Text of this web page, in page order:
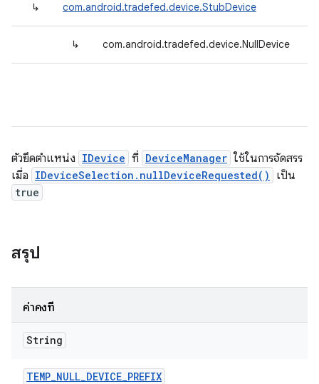
↳ com.android.tradefed.device.StubDevice
↳ com.android.tradefed.device.NullDevice
ตัวยึดตําแหน่ง IDevice ที่ DeviceManager ใช้ในการจัดสรร
เมื่อ IDeviceSelection.nullDeviceRequested() เป็น
true
สรุป
ค่าคงที่
String
TEMP_NULL_DEVICE_PREFIX